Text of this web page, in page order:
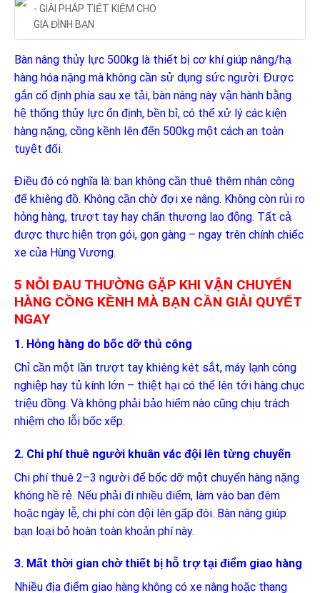
- GIẢI PHÁP TIẾT KIỆM CHO
GIA ĐÌNH BẠN
Bàn nâng thủy lực 500kg là thiết bị cơ khí giúp nâng/hạ
hàng hóa nặng mà không cần sử dụng sức người. Được
gắn cố định phía sau xe tải, bàn nâng này vận hành bằng
hệ thống thủy lực ổn định, bền bỉ, có thể xử lý các kiện
hàng nặng, cồng kềnh lên đến 500kg một cách an toàn
tuyệt đối.
Điều đó có nghĩa là: bạn không cần thuê thêm nhân công
để khiêng đồ. Không cần chờ đợi xe nâng. Không còn rủi ro
hỏng hàng, trượt tay hay chấn thương lao động. Tất cả
được thực hiện trọn gói, gọn gàng – ngay trên chính chiếc
xe của Hùng Vương.
5 NỖI ĐAU THƯỜNG GẶP KHI VẬN CHUYỂN
HÀNG CỒNG KỀNH MÀ BẠN CẦN GIẢI QUYẾT
NGAY
1. Hỏng hàng do bốc dỡ thủ công
Chỉ cần một lần trượt tay khiêng két sắt, máy lạnh công
nghiệp hay tủ kính lớn – thiệt hại có thể lên tới hàng chục
triệu đồng. Và không phải bảo hiểm nào cũng chịu trách
nhiệm cho lỗi bốc xếp.
2. Chi phí thuê người khuân vác đội lên từng chuyến
Chi phí thuê 2–3 người để bốc dỡ một chuyến hàng nặng
không hề rẻ. Nếu phải đi nhiều điểm, làm vào ban đêm
hoặc ngày lễ, chi phí còn đội lên gấp đôi. Bàn nâng giúp
bạn loại bỏ hoàn toàn khoản phí này.
3. Mất thời gian chờ thiết bị hỗ trợ tại điểm giao hàng
Nhiều địa điểm giao hàng không có xe nâng hoặc thang